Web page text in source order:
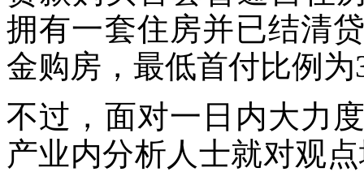
拥有一套住房并已结清
金购房，最低首付比例为
不过，面对一日内大力
产业内分析人士就对观